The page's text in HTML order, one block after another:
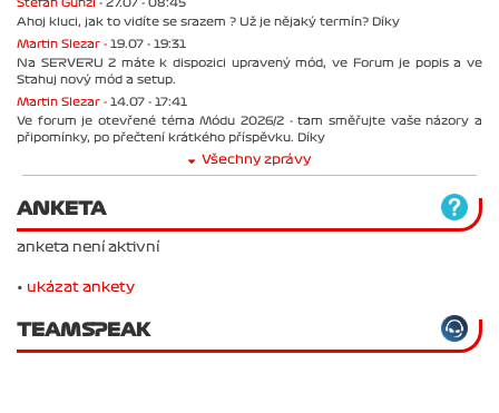
Ahoj kluci, jak to vidíte se srazem ? Už je nějaký termín? Díky
Martin Slezar - 19.07 - 19:31
Na SERVERU 2 máte k dispozici upravený mód, ve Forum je popis a ve
Stahuj nový mód a setup.
Martin Slezar - 14.07 - 17:41
Ve forum je otevřené téma Módu 2026/2 - tam směřujte vaše názory a
připomínky, po přečtení krátkého příspěvku. Díky
Všechny zprávy
ANKETA
anketa není aktivní
• ukázat ankety
TEAMSPEAK